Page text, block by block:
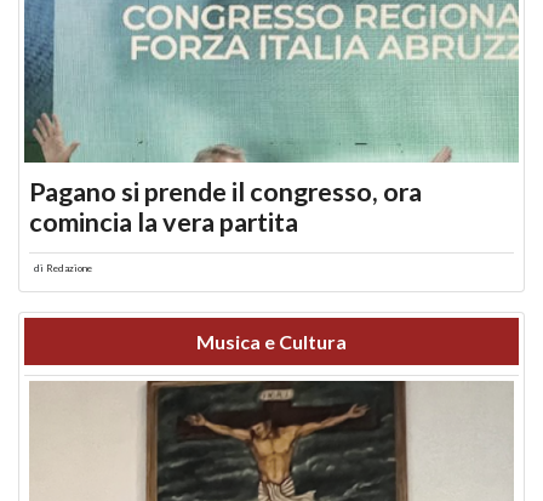
Pagano si prende il congresso, ora
comincia la vera partita
di Redazione
Musica e Cultura